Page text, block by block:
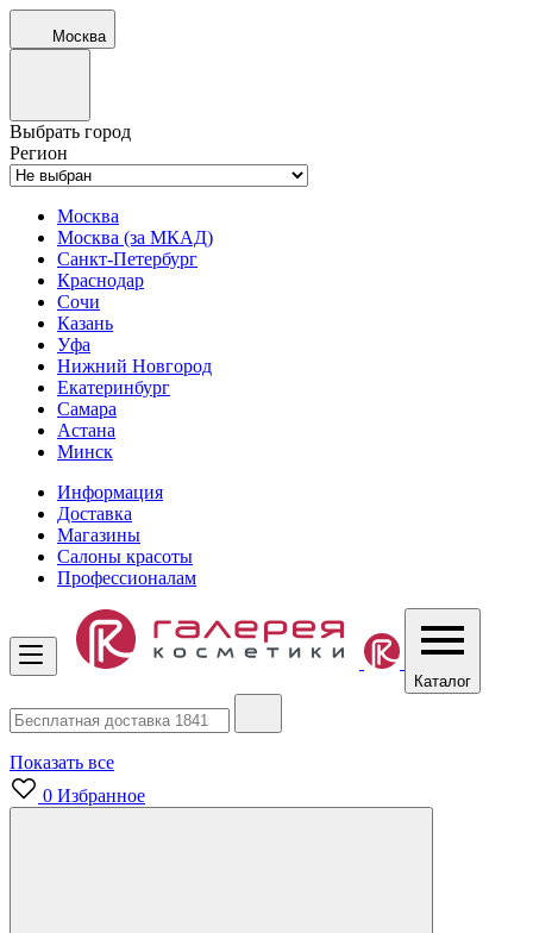
Москва
Выбрать город
Регион
Москва
Москва (за МКАД)
Санкт-Петербург
Краснодар
Сочи
Казань
Уфа
Нижний Новгород
Екатеринбург
Самара
Астана
Минск
Информация
Доставка
Магазины
Салоны красоты
Профессионалам
Каталог
Показать все
0 Избранное